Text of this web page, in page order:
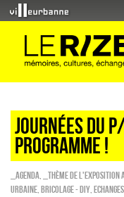
Journées du
programme !
_Agenda _Thème de
urbaine Bricolage - DIY ECHANGES